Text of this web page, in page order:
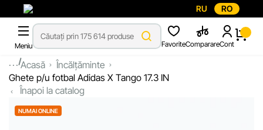
RU RO
Meniu FavoriteComparareCont
...Acasă
Încălțăminte
Ghete p/u fotbal Adidas X Tango 17.3 IN
Înapoi la catalog
NUMAI ONLINE